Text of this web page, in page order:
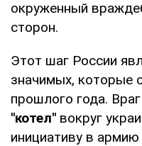
окруженный
сторон.
Этот шаг России
значимых, которые
прошлого года. Враг
"котел" вокруг
инициативу в